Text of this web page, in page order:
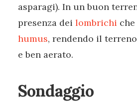
asparagi). In un buon
presenza dei lombrichi
humus, rendendo il
e ben aerato.
Sondaggio